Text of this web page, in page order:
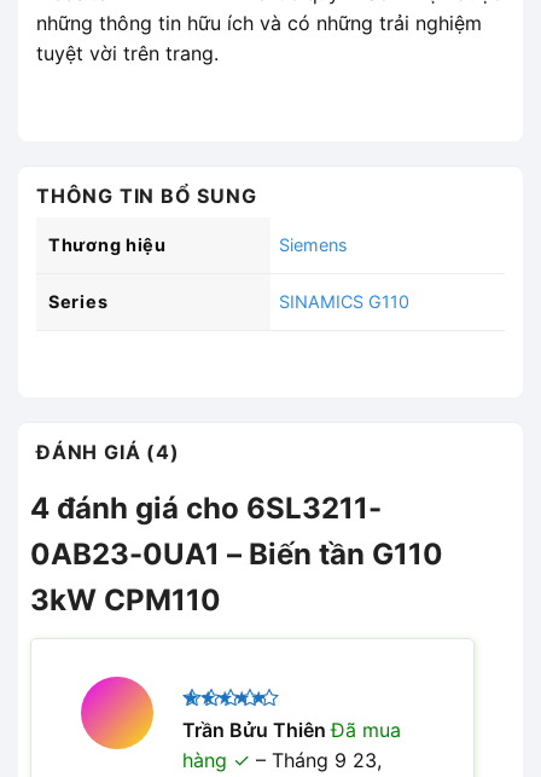
những thông tin hữu ích và có những trải nghiệm
tuyệt vời trên trang.
THÔNG TIN BỔ SUNG
Thương hiệu Siemens
Series SINAMICS G110
ĐÁNH GIÁ (4)
4 đánh giá cho 6SL3211-
0AB23-0UA1 – Biến tần G110
3kW CPM110
Được xếp
hạng
sao
Trần Bửu ThiênĐã mua
hàng
– Tháng 9 23,